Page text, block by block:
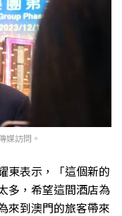
媒訪問。
東表示，「這個新的
多，希望這間酒店為
來到澳門的旅客帶來